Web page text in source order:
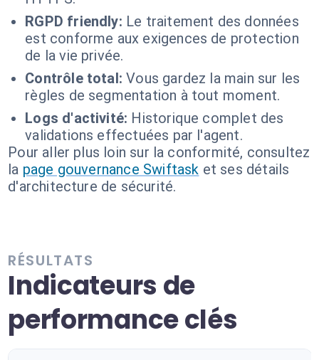
RGPD friendly: Le traitement des données
est conforme aux exigences de protection
de la vie privée.
Contrôle total: Vous gardez la main sur les
règles de segmentation à tout moment.
Logs d'activité: Historique complet des
validations effectuées par l'agent.
Pour aller plus loin sur la conformité, consultez
la page gouvernance Swiftask et ses détails
d'architecture de sécurité.
RÉSULTATS
Indicateurs de
performance clés